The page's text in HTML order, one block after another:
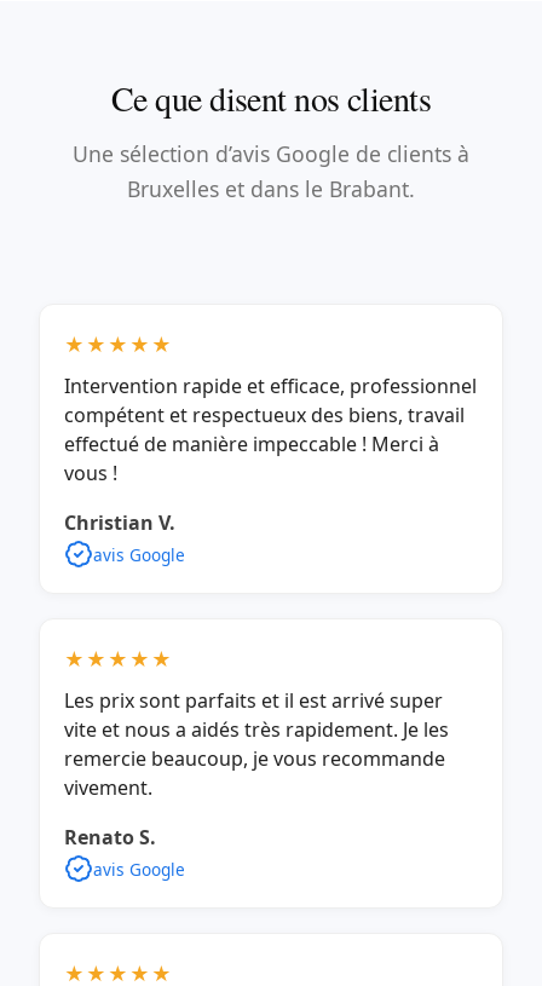
Ce que disent nos clients
Une sélection d’avis Google de clients à
Bruxelles et dans le Brabant.
★★★★★
Intervention rapide et efficace, professionnel
compétent et respectueux des biens, travail
effectué de manière impeccable ! Merci à
vous !
Christian V.
avis Google
★★★★★
Les prix sont parfaits et il est arrivé super
vite et nous a aidés très rapidement. Je les
remercie beaucoup, je vous recommande
vivement.
Renato S.
avis Google
★★★★★